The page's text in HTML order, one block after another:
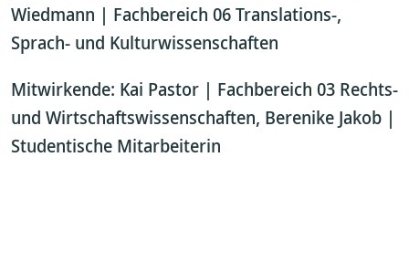
Wiedmann | Fachbereich 06 Translations-,
Sprach- und Kulturwissenschaften
Mitwirkende: Kai Pastor | Fachbereich 03 Rechts-
und Wirtschaftswissenschaften, Berenike Jakob |
Studentische Mitarbeiterin